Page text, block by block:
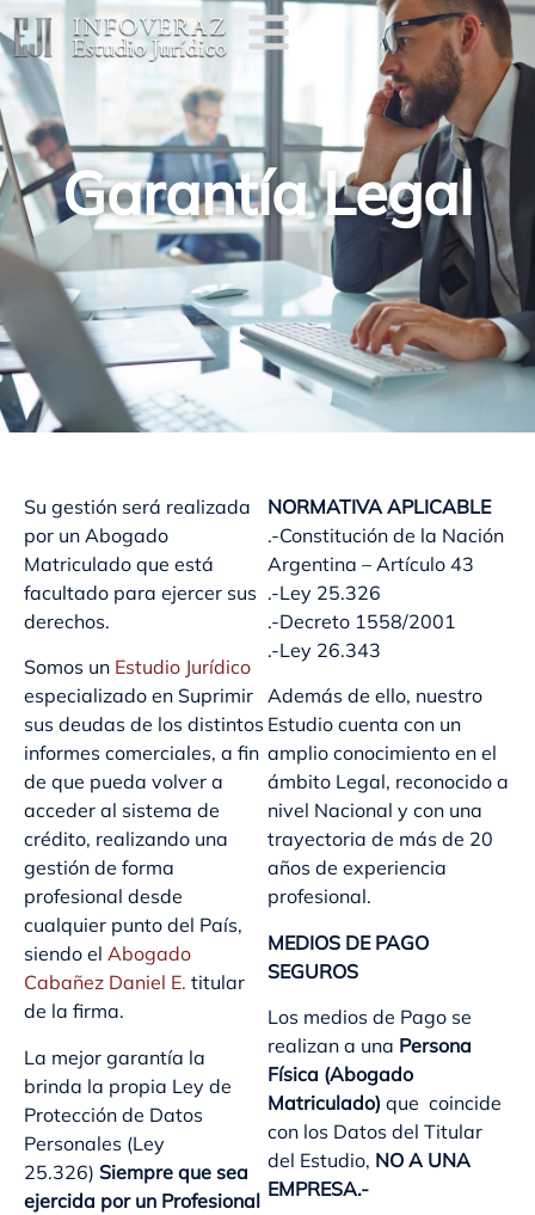
Garantía Legal
Su gestión será realizada
por un Abogado
Matriculado que está
facultado para ejercer sus
derechos.
Somos un Estudio Jurídico
especializado en Suprimir
sus deudas de los distintos
informes comerciales, a fin
de que pueda volver a
acceder al sistema de
crédito, realizando una
gestión de forma
profesional desde
cualquier punto del País,
siendo el Abogado
Cabañez Daniel E. titular
de la firma.
La mejor garantía la
brinda la propia Ley de
Protección de Datos
Personales (Ley
25.326) Siempre que sea
ejercida por un Profesional
NORMATIVA APLICABLE
.-Constitución de la Nación
Argentina – Artículo 43
.-Ley 25.326
.-Decreto 1558/2001
.-Ley 26.343
Además de ello, nuestro
Estudio cuenta con un
amplio conocimiento en el
ámbito Legal, reconocido a
nivel Nacional y con una
trayectoria de más de 20
años de experiencia
profesional.
MEDIOS DE PAGO
SEGUROS
Los medios de Pago se
realizan a una Persona
Física (Abogado
Matriculado) que coincide
con los Datos del Titular
del Estudio, NO A UNA
EMPRESA.-